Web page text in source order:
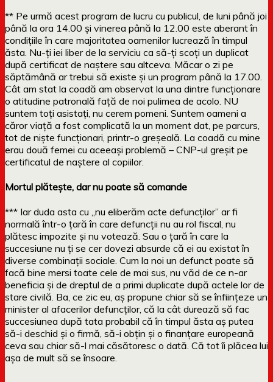
** Pe urmă acest program de lucru cu publicul, de luni până joi
până la ora 14.00 și vinerea până la 12.00 este aberant în
condițiile în care majoritatea oamenilor lucrează în timpul
ăsta. Nu-ți iei liber de la serviciu ca să-ți scoți un duplicat
după certificat de naștere sau altceva. Măcar o zi pe
săptămână ar trebui să existe și un program până la 17.00.
Cât am stat la coadă am observat la una dintre funcționare
o atitudine patronală față de noi pulimea de acolo. NU
suntem toți asistați, nu cerem pomeni. Suntem oameni a
căror viață a fost complicată la un moment dat, pe parcurs,
tot de niște funcționari, printr-o greșeală. La coadă cu mine
erau două femei cu aceeași problemă – CNP-ul greșit pe
certificatul de naștere al copiilor.
Mortul plătește, dar nu poate să comande
*** Iar duda asta cu „nu eliberăm acte defuncților” ar fi
normală într-o țară în care defuncții nu au rol fiscal, nu
plătesc impozite și nu votează. Sau o țară în care la
succesiune nu ți se cer dovezi absurde că ei au existat în
diverse combinații sociale. Cum la noi un defunct poate să
facă bine mersi toate cele de mai sus, nu văd de ce n-ar
beneficia și de dreptul de a primi duplicate după actele lor de
stare civilă. Ba, ce zic eu, aș propune chiar să se înființeze un
minister al afacerilor defuncților, că la cât durează să fac
succesiunea după tata probabil că în timpul ăsta aș putea
să-i deschid și o firmă, să-i obțin și o finanțare europeană
ceva sau chiar să-l mai căsătoresc o dată. Că tot îi plăcea lui
așa de mult să se însoare.